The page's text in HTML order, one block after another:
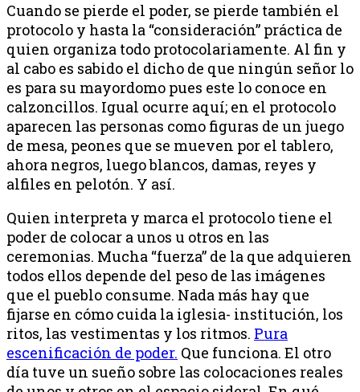
Cuando se pierde el poder, se pierde también el
protocolo y hasta la “consideración” práctica de
quien organiza todo protocolariamente. Al fin y
al cabo es sabido el dicho de que ningún señor lo
es para su mayordomo pues este lo conoce en
calzoncillos. Igual ocurre aquí; en el protocolo
aparecen las personas como figuras de un juego
de mesa, peones que se mueven por el tablero,
ahora negros, luego blancos, damas, reyes y
alfiles en pelotón. Y así.
Quien interpreta y marca el protocolo tiene el
poder de colocar a unos u otros en las
ceremonias. Mucha “fuerza” de la que adquieren
todos ellos depende del peso de las imágenes
que el pueblo consume. Nada más hay que
fijarse en cómo cuida la iglesia- institución, los
ritos, las vestimentas y los ritmos. Pura
escenificación de poder. Que funciona. El otro
día tuve un sueño sobre las colocaciones reales